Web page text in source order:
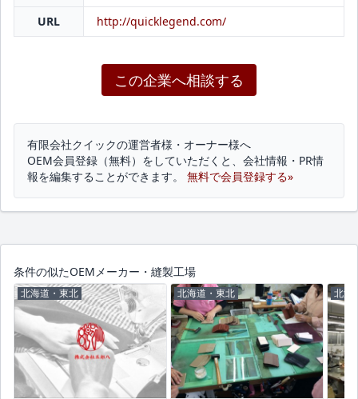
URL
http://quicklegend.com/
この企業へ相談する
有限会社クイックの運営者様・オーナー様へ
OEM会員登録（無料）をしていただくと、会社情報・PR情
報を編集することができます。 無料で会員登録する»
条件の似たOEMメーカー・縫製工場
北海道・東北 北海道・東北 北海